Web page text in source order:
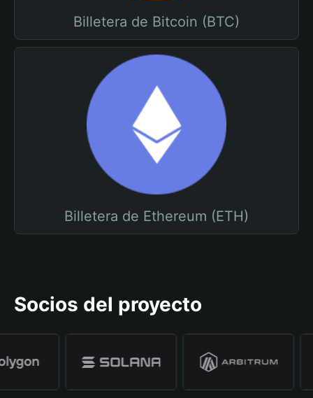
Billetera de Bitcoin (BTC)
Billetera de Ethereum (ETH)
Socios del proyecto